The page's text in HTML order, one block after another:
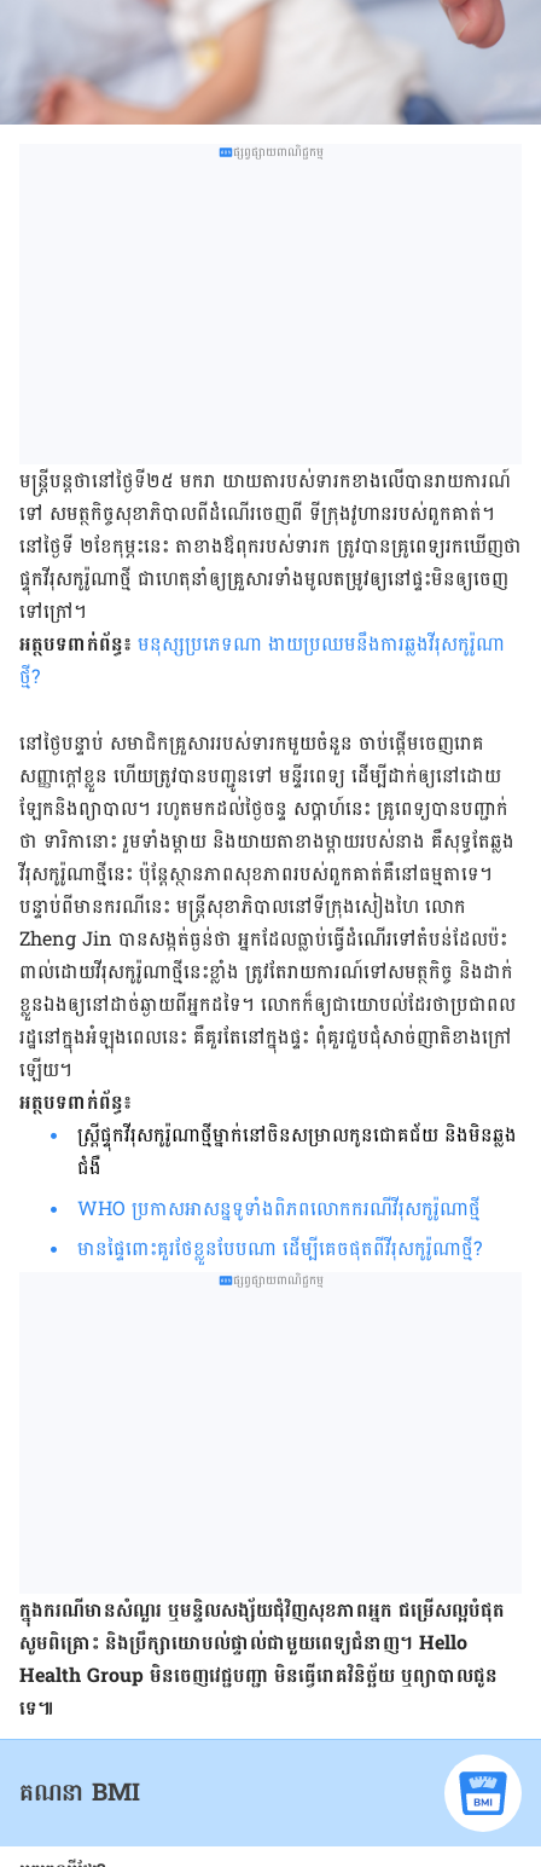
ផ្សព្វផ្សាយពាណិជ្ជកម្ម
មន្ត្រីបន្តថា​នៅ​ថ្ងៃ​ទី២៥ មករា យាយ​តា​របស់​ទារកខាងលើ​​បាន​រាយ​ការណ៍​
ទៅ សមត្ថកិច្ច​សុខាភិបាល​ពី​ដំណើរ​ចេញ​ពី ទីក្រុង​វូហាន​របស់​ពួក​គាត់។
នៅ​ថ្ងៃ​ទី ២​ខែ​កុម្ភះ​នេះ តា​ខាង​ឪពុក​របស់​ទារក​ ត្រូវ​បាន​គ្រូពេទ្យ​រក​ឃើញ​ថា​
ផ្ទុកវីរុស​កូរ៉ូណា​ថ្មី​ ជា​ហេតុ​នាំ​ឲ្យ​​គ្រួសារ​​ទាំង​មូល​តម្រូវឲ្យ​​នៅ​ផ្ទះ​មិនឲ្យ​​ចេញ​
ទៅ​ក្រៅ។
អត្ថបទពាក់ព័ន្ធ៖ មនុស្សប្រភេទណា ងាយប្រឈមនឹងការឆ្លងវីរុសកូរ៉ូណា
ថ្មី?
នៅ​ថ្ងៃ​បន្ទាប់ សមាជិក​គ្រួសារ​របស់​ទារក​​មួយ​ចំនួន ចាប់​ផ្ដើម​ចេញ​រោគ​
សញ្ញា​ក្ដៅ​ខ្លួន ហើយ​ត្រូវ​បាន​បញ្ជូន​ទៅ មន្ទីរពេទ្យ ដើម្បី​ដាក់​ឲ្យ​​នៅ​ដោយ​
ឡែកនិង​ព្យាបាល។ រហូត​មក​ដល់ថ្ងៃ​ចន្ទ សប្តាហ៍នេះ​ គ្រូពេទ្យ​បាន​បញ្ជាក់​
ថា ទារិកា​នោះ រួម​ទាំង​ម្ដាយ និង​យាយ​តា​ខាង​ម្ដាយ​របស់​នាង គឺ​សុទ្ធ​តែ​ឆ្លង​
វីរុស​កូរ៉ូណា​ថ្មី​នេះ ប៉ុន្តែ​ស្ថាន​ភាព​សុខភាព​របស់​ពួកគាត់​គឺ​នៅ​ធម្មតា​ទេ។
បន្ទាប់​ពី​មាន​ករណី​នេះ មន្ត្រី​សុខាភិបាល​នៅ​ទីក្រុង​សៀង​ហៃ លោក
Zheng Jin បាន​សង្កត់​ធ្ងន់​ថា អ្នក​ដែល​ធ្លាប់​ធ្វើ​ដំណើរ​ទៅតំបន់​ដែល​ប៉ះ
ពាល់​ដោយ​វីរុសកូរ៉ូណាថ្មី​​នេះខ្លាំង ត្រូវ​តែ​រាយការណ៍​ទៅ​សមត្ថកិច្ច និង​ដាក់
ខ្លួន​ឯងឲ្យ​នៅ​ដាច់​ឆ្ងាយ​ពីអ្នក​ដទៃ។ ​លោក​ក៏​ឲ្យជា​​យោបល់​ដែរ​ថាប្រជា​ពល​
រដ្ឋ​​នៅ​ក្នុង​អំឡុង​ពេល​នេះ គឺ​គួរ​តែ​នៅ​ក្នុង​ផ្ទះ ពុំ​គួរ​ជួបជុំ​សាច់​ញាតិ​ខាង​ក្រៅ​
ឡើយ។
អត្ថបទពាក់ព័ន្ធ៖
ស្រ្តីផ្ទុកវីរុសកូរ៉ូណាថ្មីម្នាក់នៅចិន​សម្រាល​កូនជោគជ័យ និងមិន​ឆ្លង
ជំងឺ
WHO ប្រកាស​អាសន្នទូទាំងពិភព​លោកករណី​វីរុសកូរ៉ូណាថ្មី​
មានផ្ទៃពោះគួរថែខ្លួនបែបណា ដើម្បីគេចផុតពីវីរុសកូរ៉ូណាថ្មី?
ផ្សព្វផ្សាយពាណិជ្ជកម្ម
ក្នុង​ករណី​មាន​សំណួរ ឬ​មន្ទិលសង្ស័យ​ជុំវិញ​សុខភាព​អ្នក ជម្រើស​ល្អ​បំផុត
សូម​ពិគ្រោះ និង​ប្រឹក្សា​យោបល់​ផ្ទាល់​ជាមួយ​ពេទ្យ​ជំនាញ។ Hello
Health Group មិន​ចេញ​វេជ្ជបញ្ជា មិន​ធ្វើ​រោគវិនិច្ឆ័យ ឬ​ព្យាបាល​ជូន​
ទេ៕
គណនា BMI